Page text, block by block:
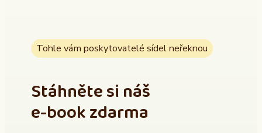
Tohle vám poskytovatelé sídel neřeknou
Stáhněte si náš
e-book zdarma